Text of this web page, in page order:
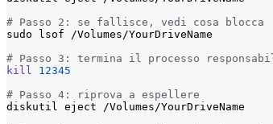
# Passo 2: se fallisce, vedi cosa blocca
# Passo 3: termina il processo
kill
12345
# Passo 4: riprova a espellere